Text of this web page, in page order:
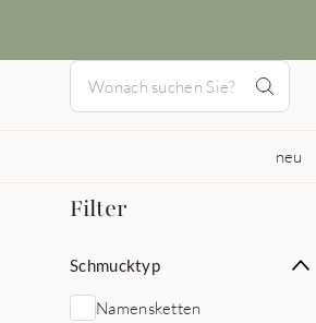
neu
Filter
Schmucktyp
Namensketten